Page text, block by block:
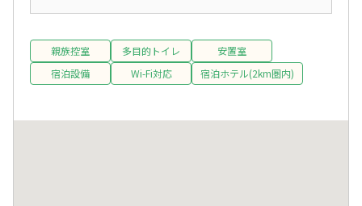
親族控室 多目的トイレ
安置室
宿泊設備
Wi-Fi対応 宿泊ホテル(2km圏内)